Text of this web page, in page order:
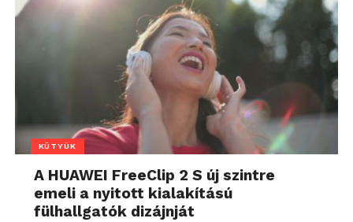
KÜTYÜK
A HUAWEI FreeClip 2 S új szintre
emeli a nyitott kialakítású
fülhallgatók dizájnját